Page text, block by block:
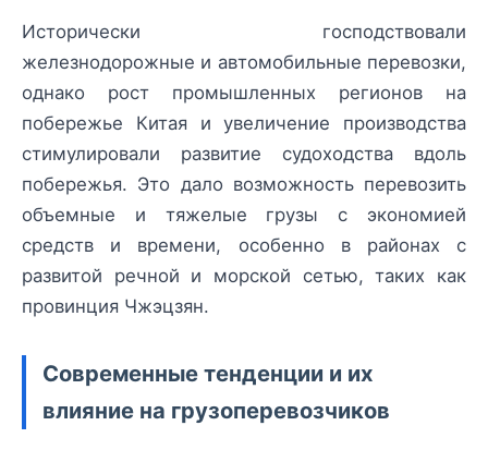
Исторически господствовали
железнодорожные и автомобильные перевозки,
однако рост промышленных регионов на
побережье Китая и увеличение производства
стимулировали развитие судоходства вдоль
побережья. Это дало возможность перевозить
объемные и тяжелые грузы с экономией
средств и времени, особенно в районах с
развитой речной и морской сетью, таких как
провинция Чжэцзян.
Современные тенденции и их
влияние на грузоперевозчиков